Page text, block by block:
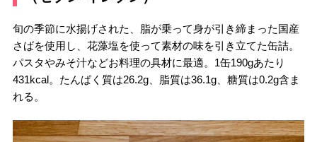
旬の季節に水揚げされた、脂が乗って身が引き締まった国産
さばを使用し、花藻塩を使って素材の味を引き立てた缶詰。
パスタやみそ汁などお料理の具材に最適。1缶190gあたり
431kcal。たんぱく質は26.2g、脂質は36.1g、糖質は0.2g含ま
れる。